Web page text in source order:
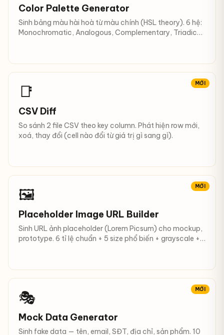
Color Palette Generator
Sinh bảng màu hài hoà từ màu chính (HSL theory). 6 hệ:
Monochromatic, Analogous, Complementary, Triadic…
MỚI
📑
CSV Diff
So sánh 2 file CSV theo key column. Phát hiện row mới,
xoá, thay đổi (cell nào đổi từ giá trị gì sang gì).
MỚI
🖼
Placeholder Image URL Builder
Sinh URL ảnh placeholder (Lorem Picsum) cho mockup,
prototype. 6 tỉ lệ chuẩn + 5 size phổ biến + grayscale +
MỚI
🎭
Mock Data Generator
Sinh fake data — tên, email, SĐT, địa chỉ, sản phẩm. 10